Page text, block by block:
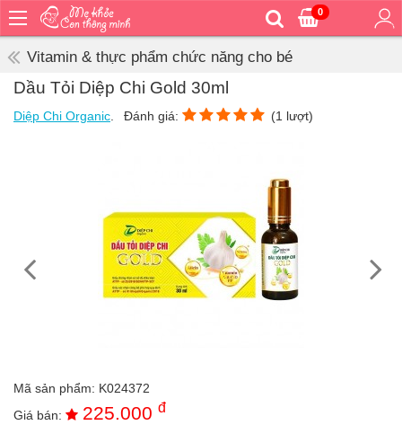
0
Bé
ăn
Bé
khỏe
an
Vitamin & thực phẩm chức năng cho bé
Dầu Tỏi Diệp Chi Gold 30ml
Diệp Chi Organic Đánh giá: (1 lượt)
Mã sản phẩm: K024372
Giá bán:
225.000 đ